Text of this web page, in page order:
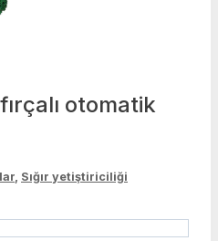
otomatik
, Sığır yetiştiriciliği